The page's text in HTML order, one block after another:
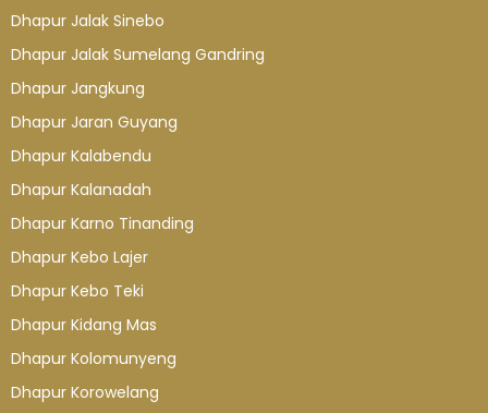
Dhapur Jalak Sinebo
Dhapur Jalak Sumelang Gandring
Dhapur Jangkung
Dhapur Jaran Guyang
Dhapur Kalabendu
Dhapur Kalanadah
Dhapur Karno Tinanding
Dhapur Kebo Lajer
Dhapur Kebo Teki
Dhapur Kidang Mas
Dhapur Kolomunyeng
Dhapur Korowelang